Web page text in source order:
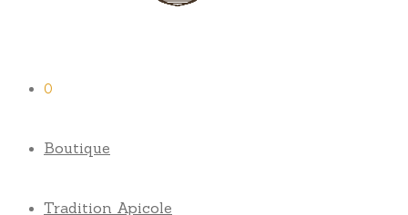
0
Boutique
Tradition Apicole